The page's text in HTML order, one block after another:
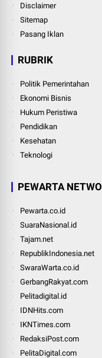
Disclaimer
Sitemap
Pasang Iklan
RUBRIK
Politik Pemerintahan
Ekonomi Bisnis
Hukum Peristiwa
Pendidikan
Kesehatan
Teknologi
PEWARTA
Pewarta.co.id
SuaraNasional.id
Tajam.net
RepublikIndonesia.net
SwaraWarta.co.id
GerbangRakyat.com
Pelitadigital.id
IDNHits.com
IKNTimes.com
RedaksiPost.com
PelitaDigital.com